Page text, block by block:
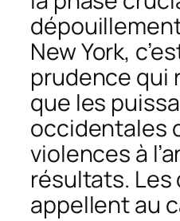
New York,
prudence qui
que les
occidentales
violences à
résultats.
appellent au